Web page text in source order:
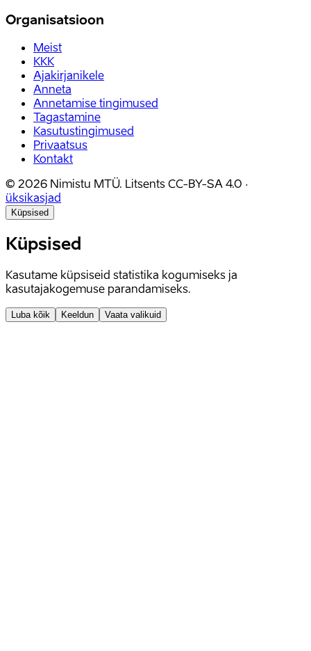
Organisatsioon
Meist
KKK
Ajakirjanikele
Anneta
Annetamise tingimused
Tagastamine
Kasutustingimused
Privaatsus
Kontakt
© 2026 Nimistu MTÜ. Litsents CC-BY-SA 4.0 ·
üksikasjad
Küpsised
Küpsised
Kasutame küpsiseid statistika kogumiseks ja
kasutajakogemuse parandamiseks.
Luba kõik Keeldun Vaata valikuid